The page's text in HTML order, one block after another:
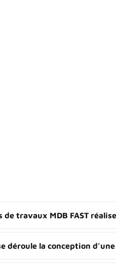
de travaux MDB FAST
déroule la conception